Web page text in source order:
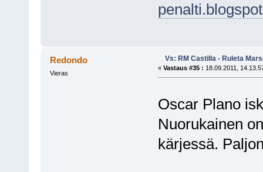
Redondo
Vieras
Vs: RM Castilla - Ruleta
« Vastaus #35 : 18.09.2011,
Oscar Plano
Nuorukainen
kärjessä.